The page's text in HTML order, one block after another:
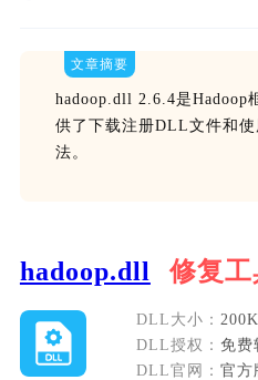
文章摘要
hadoop.dll 2.6.4是Hadoop
供了下载注册DLL文件和
法。
hadoop.dll 修复工
DLL大小：
DLL授权： 免费
DLL官网： 官方